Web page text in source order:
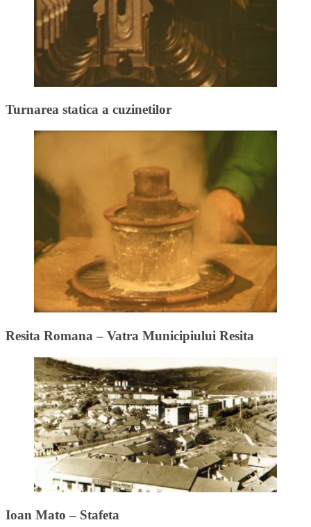
Turnarea statica a cuzinetilor
Resita Romana – Vatra Municipiului Resita
Ioan Mato – Stafeta